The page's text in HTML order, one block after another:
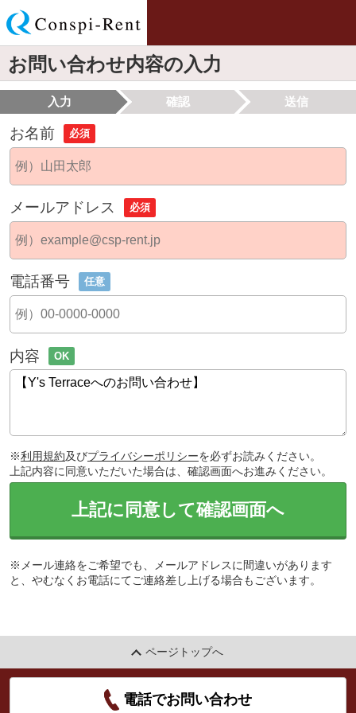
お問い合わせ内容の入力
入力 確認 送信
お名前 必須
メールアドレス 必須
電話番号 任意
内容 OK
※利用規約及びプライバシーポリシーを必ずお読みください。
上記内容に同意いただいた場合は、確認画面へお進みください。
上記に同意して確認画面へ
※メール連絡をご希望でも、メールアドレスに間違いがあります
と、やむなくお電話にてご連絡差し上げる場合もございます。
ページトップへ
電話でお問い合わせ